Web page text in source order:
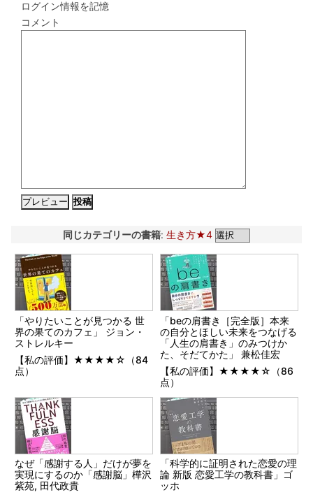
ログイン情報を記憶
コメント
同じカテゴリーの書籍: 生き方★4
「やりたいことが見つかる 世
界の果てのカフェ」 ジョン・
ストレルキー
【私の評価】★★★★☆（84
点）
「beの肩書き［完全版］本来
の自分とほしい未来をつなげる
「人生の肩書き」のみつけか
た、そだてかた」 兼松佳宏
【私の評価】★★★★☆（86
点）
なぜ「感謝する人」だけが夢を
実現にするのか「感謝脳」樺沢
紫苑, 田代政貴
「科学的に証明された恋愛の理
論 新版 恋愛工学の教科書」ゴ
ッホ